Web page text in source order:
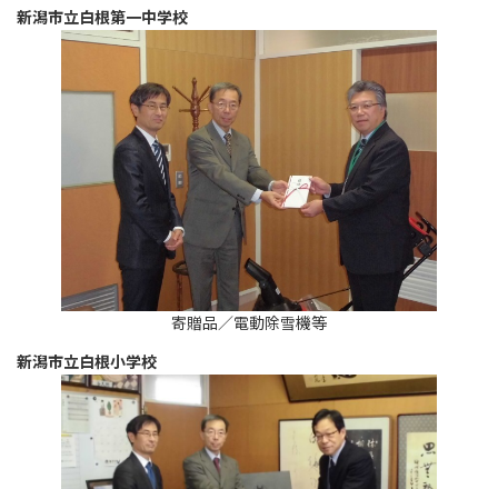
新潟市立白根第一中学校
寄贈品／電動除雪機等
新潟市立白根小学校